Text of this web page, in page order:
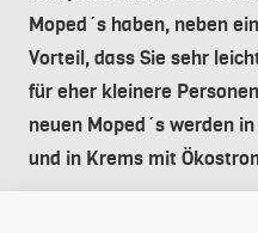
Moped´s haben, neben
Vorteil, dass Sie sehr
für eher kleinere
neuen Moped´s werden
und in Krems mit